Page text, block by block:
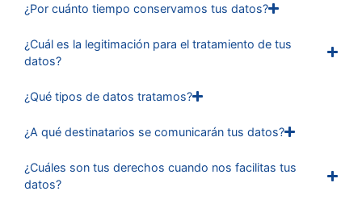
¿Por cuánto tiempo conservamos tus datos?
¿Cuál es la legitimación para el tratamiento de tus
datos?
¿Qué tipos de datos tratamos?
¿A qué destinatarios se comunicarán tus datos?
¿Cuáles son tus derechos cuando nos facilitas tus
datos?